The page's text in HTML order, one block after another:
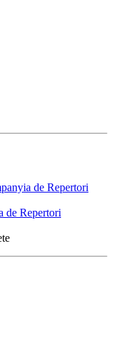
de Repertori
de Repertori